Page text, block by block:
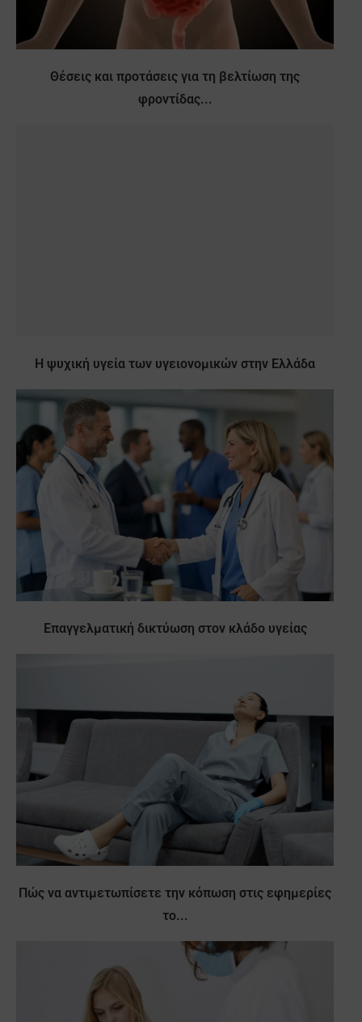
Θέσεις και προτάσεις για τη βελτίωση της
φροντίδας...
Η ψυχική υγεία των υγειονομικών στην Ελλάδα
Επαγγελματική δικτύωση στον κλάδο υγείας
Πώς να αντιμετωπίσετε την κόπωση στις εφημερίες
το...